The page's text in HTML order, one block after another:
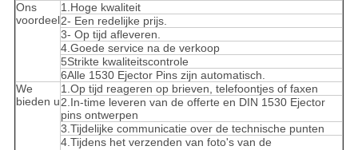
Ons
voordeel
1.Hoge kwaliteit
2- Een redelijke prijs.
3- Op tijd afleveren.
4.Goede service na de verkoop
5Strikte kwaliteitscontrole
6Alle 1530 Ejector Pins zijn automatisch.
We
bieden u
1.Op tijd reageren op brieven, telefoontjes of faxen
2.In-time leveren van de offerte en DIN 1530 Ejector
pins ontwerpen
3.Tijdelijke communicatie over de technische punten
4.Tijdens het verzenden van foto's van de